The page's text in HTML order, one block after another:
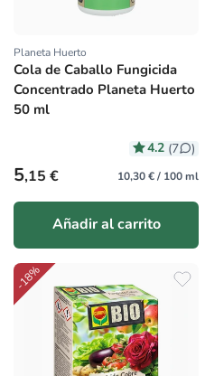
Proveedor:
Planeta Huerto
Cola de Caballo Fungicida
Concentrado Planeta Huerto
50 ml
4.2 (7 )
Precio habitual
5,15 € 10,30 € / 100 ml
Añadir al carrito
-18%